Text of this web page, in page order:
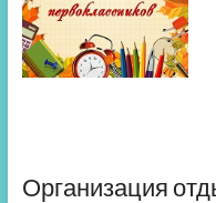
Организация